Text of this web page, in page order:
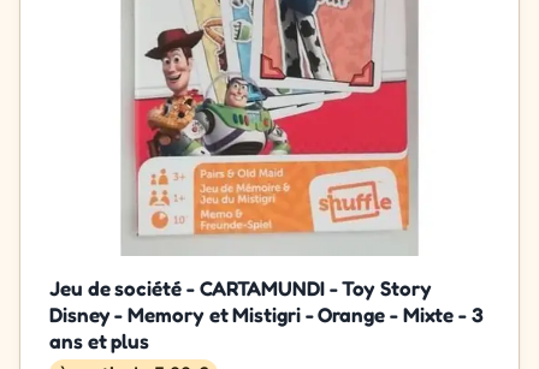
Jeu de société - CARTAMUNDI - Toy Story
Disney - Memory et Mistigri - Orange - Mixte - 3
ans et plus